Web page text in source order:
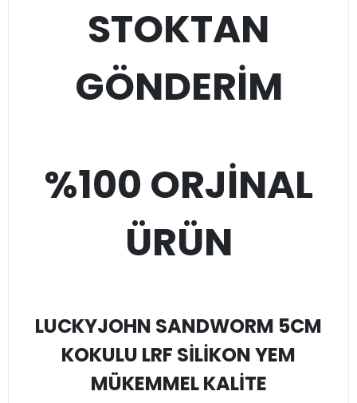
STOKTAN
GÖNDERİM
%100 ORJİNAL
ÜRÜN
LUCKYJOHN SANDWORM 5CM
KOKULU LRF SİLİKON YEM
MÜKEMMEL KALİTE